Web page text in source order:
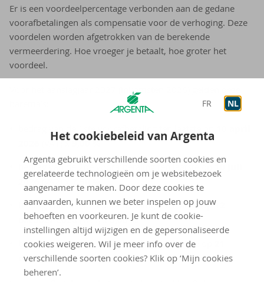
FR NL
Het cookiebeleid van Argenta
Argenta gebruikt verschillende soorten cookies en
gerelateerde technologieën om je websitebezoek
aangenamer te maken. Door deze cookies te
aanvaarden, kunnen we beter inspelen op jouw
behoeften en voorkeuren. Je kunt de cookie-
instellingen altijd wijzigen en de gepersonaliseerde
cookies weigeren. Wil je meer info over de
verschillende soorten cookies? Klik op ‘Mijn cookies
beheren’.
Er is een voordeelpercentage verbonden aan de gedane
voorafbetalingen als compensatie voor de verhoging. Deze
voordelen worden afgetrokken van de berekende
vermeerdering. Hoe vroeger je betaalt, hoe groter het
voordeel.
Voor het aanslagjaar 2027 (inkomsten 2026) gelden deze
bedrag van de 1ste voorafbetaling ten laatste op
(VA1) x 9,00 %
bedrag van de 2de voorafbetaling ten laatste op
10 juli
2026
7,50 %
bedrag van de 3de voorafbetaling ten laatste op12
oktober 2026 (VA3) x6,00 %
bedrag van de 4de voorafbetaling ten laatste op
december 2026(VA4) x4,50 %